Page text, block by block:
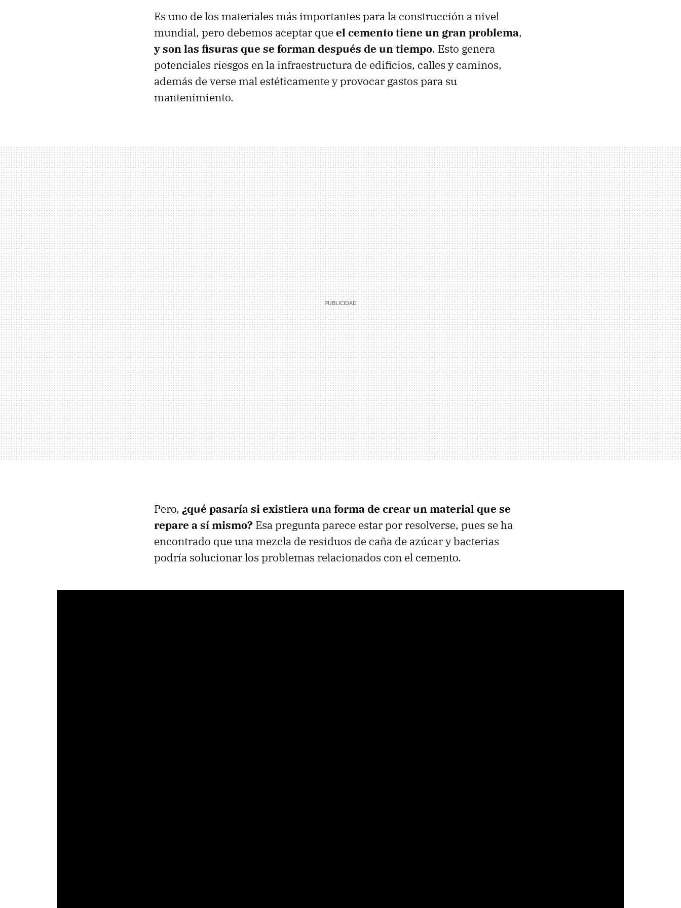
Es uno de los materiales más importantes para la construcción a nivel
mundial, pero debemos aceptar queel cemento tiene un gran problema,
y son las fisuras que se forman después de un tiempo. Esto genera
potenciales riesgos en la infraestructura de edificios, calles y caminos,
además de verse mal estéticamente y provocar gastos para su
mantenimiento.
Pero, ¿qué pasaría si existiera una forma de crear un material que se
repare a sí mismo? Esa pregunta parece estar por resolverse, pues se ha
encontrado que una mezcla de residuos de caña de azúcar y bacterias
podría solucionar los problemas relacionados con el cemento.